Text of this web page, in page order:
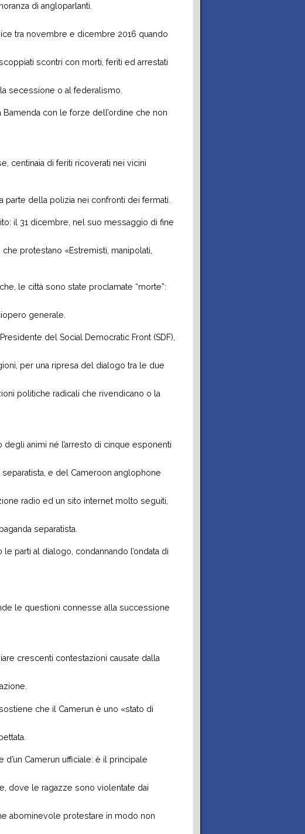
di angloparlanti.
tra novembre e dicembre 2016 quando
scontri con morti, feriti ed arrestati
secessione o al federalismo.
con le forze dell’ordine che non
centinaia di feriti ricoverati nei vicini
parte della polizia nei confronti dei fermati.
il 31 dicembre, nel suo messaggio di fine
protestano «Estremisti, manipolati,
le città sono state proclamate “morte”:
generale.
del Social Democratic Front (SDF),
per una ripresa del dialogo tra le due
politiche radicali che rivendicano o la
animi né l’arresto di cinque esponenti
e del Cameroon anglophone
radio ed un sito internet molto seguiti,
separatista.
le parti al dialogo, condannando l’ondata di
le questioni connesse alla successione
crescenti contestazioni causate dalla
che il Camerun è uno «stato di
d’un Camerun ufficiale: è il principale
dove le ragazze sono violentate dai
abominevole protestare in modo non